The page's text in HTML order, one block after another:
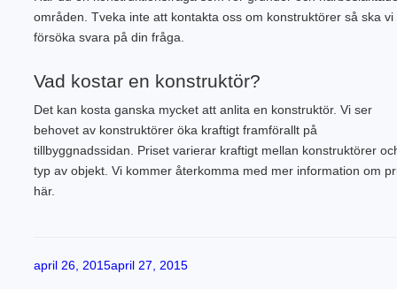
områden. Tveka inte att kontakta oss om konstruktörer så ska vi
försöka svara på din fråga.
Vad kostar en konstruktör?
Det kan kosta ganska mycket att anlita en konstruktör. Vi ser
behovet av konstruktörer öka kraftigt framförallt på
tillbyggnadssidan. Priset varierar kraftigt mellan konstruktörer
typ av objekt. Vi kommer återkomma med mer information om
här.
Publicerat
april 26, 2015april 27, 2015